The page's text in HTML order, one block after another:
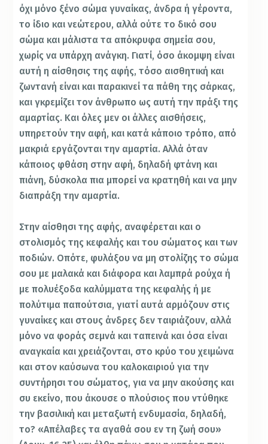
όχι μόνο ξένο σώμα γυναίκας, άνδρα ή γέροντα,
το ίδιο και νεώτερου, αλλά ούτε το δικό σου
σώμα και μάλιστα τα απόκρυφα σημεία σου,
χωρίς να υπάρχη ανάγκη. Γιατί, όσο άκομψη είναι
αυτή η αίσθησις της αφής, τόσο αισθητική και
ζωντανή είναι και παρακινεί τα πάθη της σάρκας,
και γκρεμίζει τον άνθρωπο ως αυτή την πράξι της
αμαρτίας. Και όλες μεν οι άλλες αισθήσεις,
υπηρετούν την αφή, και κατά κάποιο τρόπο, από
μακριά εργάζονται την αμαρτία. Αλλά όταν
κάποιος φθάση στην αφή, δηλαδή φτάνη και
πιάνη, δύσκολα πια μπορεί να κρατηθή και να μην
διαπράξη την αμαρτία.
Στην αίσθησι της αφής, αναφέρεται και ο
στολισμός της κεφαλής και του σώματος και των
ποδιών. Οπότε, φυλάξου να μη στολίζης το σώμα
σου με μαλακά και διάφορα και λαμπρά ρούχα ή
με πολυέξοδα καλύμματα της κεφαλής ή με
πολύτιμα παπούτσια, γιατί αυτά αρμόζουν στις
γυναίκες και στους άνδρες δεν ταιριάζουν, αλλά
μόνο να φοράς σεμνά και ταπεινά και όσα είναι
αναγκαία και χρειάζονται, στο κρύο του χειμώνα
και στον καύσωνα του καλοκαιριού για την
συντήρησι του σώματος, για να μην ακούσης και
συ εκείνο, που άκουσε ο πλούσιος που ντύθηκε
την βασιλική και μεταξωτή ενδυμασία, δηλαδή,
το? «Απέλαβες τα αγαθά σου εν τη ζωή σου»